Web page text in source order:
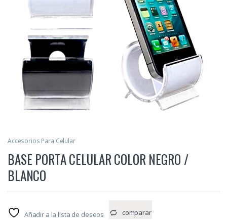
Accesorios Para Celular
BASE PORTA CELULAR COLOR NEGRO /
BLANCO
Añadir a la lista de deseos comparar